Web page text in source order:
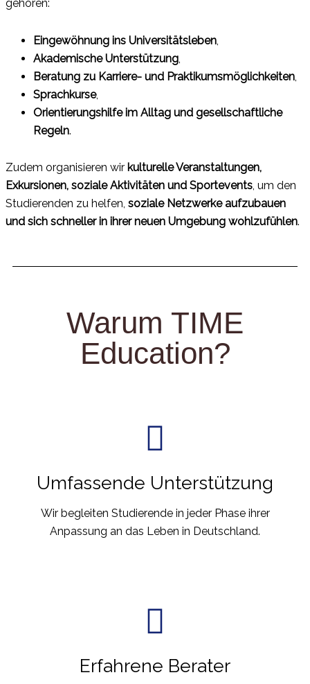
gehören:
Eingewöhnung ins Universitätsleben
Akademische Unterstützung
Beratung zu Karriere- und Praktikumsmöglichkeiten
Sprachkurse,
Orientierungshilfe im Alltag und gesellschaftliche
Regeln.
Zudem organisieren wir kulturelle Veranstaltungen,
Exkursionen, soziale Aktivitäten und Sportevents , um den
Studierenden zu helfen, soziale Netzwerke aufzubauen
und sich schneller in ihrer neuen Umgebung wohlzufühlen.
Warum TIME
Education?
Umfassende Unterstützung
Wir begleiten Studierende in jeder Phase ihrer
Anpassung an das Leben in Deutschland.
Erfahrene Berater